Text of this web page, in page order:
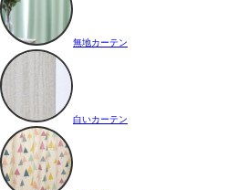
無地カーテン
白いカーテン